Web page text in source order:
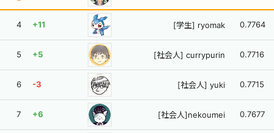
4 +11 [学生] ryomak 0.7764
5 +5 [社会人] currypurin 0.7716
6 -3 [社会人] yuki 0.7715
7 +6 [社会人]nekoumei 0.7677